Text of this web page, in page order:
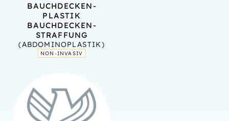
BAUCH­DECKEN­
PLASTIK
BAUCHDECKEN­
STRAFFUNG
(ABDOMINOPLASTIK)
NON-INVASIV